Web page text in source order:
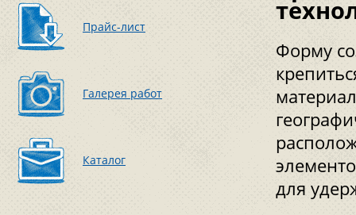
Прайс-лист
Галерея работ
Каталог
Форму
для